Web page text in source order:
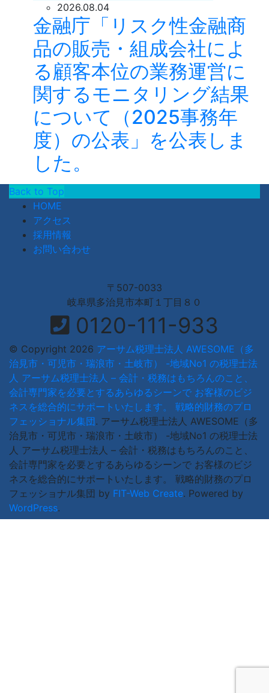
2026.08.04
金融庁「リスク性金融商
品の販売・組成会社によ
る顧客本位の業務運営に
関するモニタリング結果
について（2025事務年
度）の公表」を公表しま
した。
Back to Top
HOME
アクセス
採用情報
お問い合わせ
〒507-0033
岐阜県多治見市本町１丁目８０
0120-111-933
© Copyright 2026 アーサム税理士法人 AWESOME（多
治見市・可児市・瑞浪市・土岐市） -地域No1 の税理士法
人 アーサム税理士法人 – 会計・税務はもちろんのこと、
会計専門家を必要とするあらゆるシーンで お客様のビジ
ネスを総合的にサポートいたします。 戦略的財務のプロ
フェッショナル集団. アーサム税理士法人 AWESOME（多
治見市・可児市・瑞浪市・土岐市） -地域No1 の税理士法
人 アーサム税理士法人 – 会計・税務はもちろんのこと、
会計専門家を必要とするあらゆるシーンで お客様のビジ
ネスを総合的にサポートいたします。 戦略的財務のプロ
フェッショナル集団 by FIT-Web Create. Powered by
WordPress.